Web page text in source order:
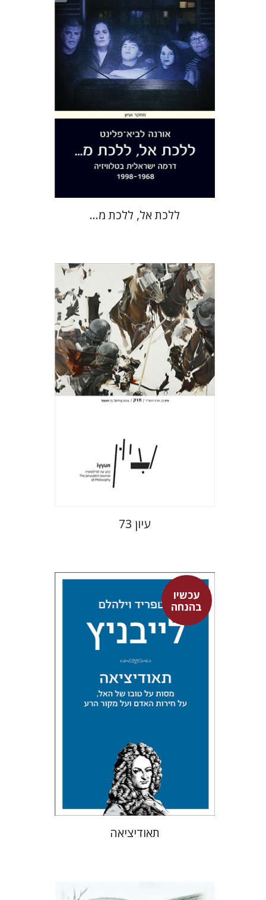
הנחת אתר ספר מודפס
$42
$38
ללכת אל, ללכת מ...
חגי כנען
הנחת אתר ספר מודפס
$31
$28
עיון 73
עכשיו
בהנחה
גוטפריד וילהלם לייבניץ
אלחנן יקירה
עכשיו בהנחה
$46
$34
תאודיציאה